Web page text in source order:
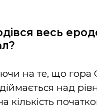
весь
на те, що гора
над
кількість